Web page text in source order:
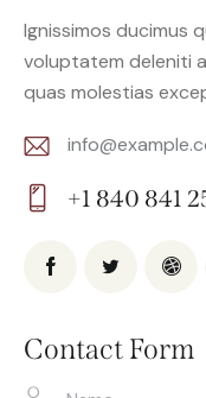
Ignissimos ducimus
voluptatem deleniti
quas molestias
E-
m
ail:
on
+1 840 841
Contact Form